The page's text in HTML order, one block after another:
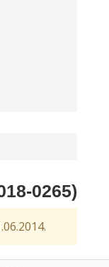
0265)